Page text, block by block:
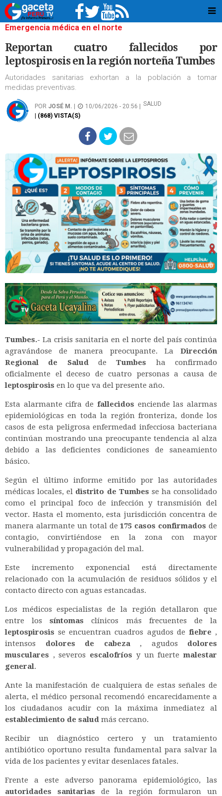
Emergencia médica en el norte
Reportan cuatro fallecidos por
leptospirosis en la región norteña Tumbes
Autoridades sanitarias exhortan a la población a tomar
medidas preventivas.
POR JOSÉ M. 10/06/2026 - 20:56 |
SALUD
| (868) VISTA(S)
Tumbes.- La crisis sanitaria en el norte del país continúa
agravándose de manera preocupante. La Dirección
Regional de SaluddeTumbes ha confirmado
oficialmente el deceso de cuatro personas a causa de
leptospirosis en lo que va del presente año.
Esta alarmante cifra de fallecidos enciende las alarmas
epidemiológicas en toda la región fronteriza, donde los
casos de esta peligrosa enfermedad infecciosa bacteriana
continúan mostrando una preocupante tendencia al alza
debido a las deficientes condiciones de saneamiento
básico.
Según el último informe emitido por las autoridades
médicas locales, el distrito de Tumbes se ha consolidado
como el principal foco de infección y transmisión del
vector. Hasta el momento, esta jurisdicción concentra de
manera alarmante un total de175 casos confirmados de
contagio, convirtiéndose en la zona con mayor
vulnerabilidad y propagación del mal.
Este incremento exponencial está directamente
relacionado con la acumulación de residuos sólidos y el
contacto directo con aguas estancadas.
Los médicos especialistas de la región detallaron que
entre lossíntomas clínicos más frecuentes de la
leptospirosis se encuentran cuadros agudos de fiebre ,
intensos dolores de cabeza, agudos dolores
musculares , severos escalofríos y un fuertemalestar
general.
Ante la manifestación de cualquiera de estas señales de
alerta, el médico personal recomendó encarecidamente a
los ciudadanos acudir con la máxima inmediatez al
establecimiento de salud más cercano.
Recibir un diagnóstico certero y un tratamiento
antibiótico oportuno resulta fundamental para salvar la
vida de los pacientes y evitar desenlaces fatales.
Frente a este adverso panorama epidemiológico, las
autoridades sanitarias de la región formularon un